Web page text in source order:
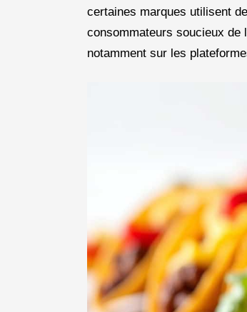
certaines marques utilisent
consommateurs soucieux de
notamment sur les